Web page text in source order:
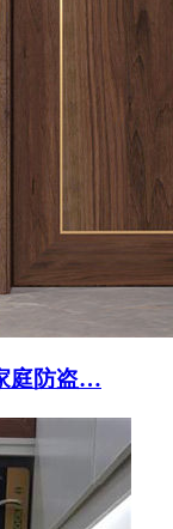
庭防盗…